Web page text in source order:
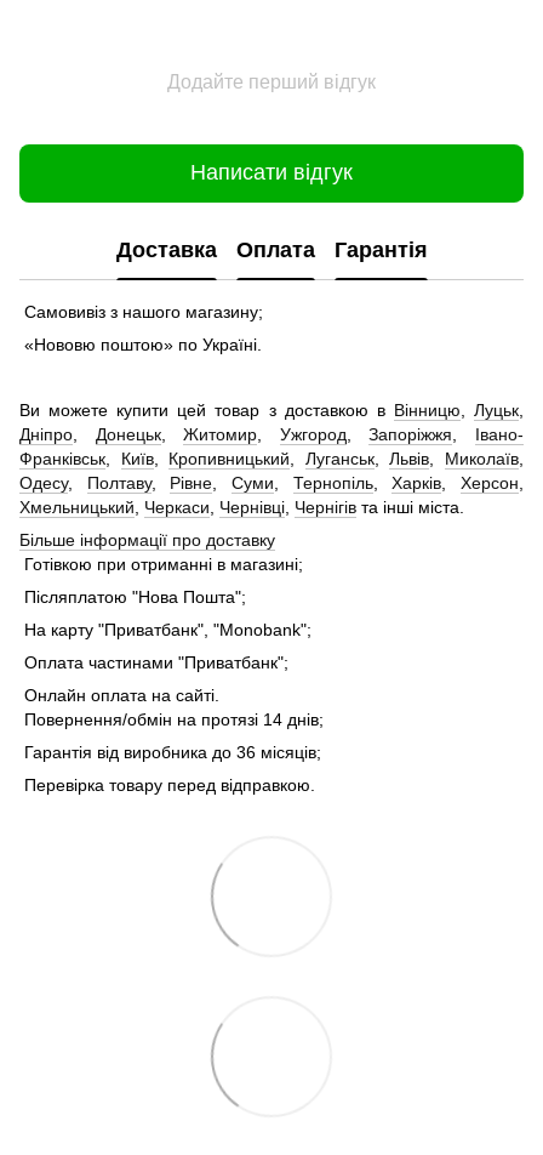
Додайте перший відгук
Написати відгук
Доставка Оплата Гарантія
Самовивіз з нашого магазину;
«Нововю поштою» по Україні.
Ви можете купити цей товар з доставкою в Вінницю ,Луцьк
Дніпро
Донецьк,Житомир Ужгород ,Запоріжжя
Івано-
Франківськ
Київ, Кропивницький Луганськ,Львів Миколаїв
Одесу, Полтаву, Рівне ,Суми Тернопіль,Харків ,Херсон
Хмельницький
Черкаси Чернівці Чернігів та інші міста.
Більше інформації про доставку
Готівкою при отриманні в магазині;
Післяплатою "Нова Пошта";
На карту "Приватбанк", "Monobank";
Оплата частинами "Приватбанк";
Онлайн оплата на сайті.
Повернення/обмін на протязі 14 днів;
Гарантія від виробника до 36 місяців;
Перевірка товару перед відправкою.